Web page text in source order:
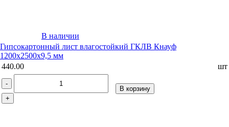
В наличии
Гипсокартонный лист влагостойкий ГКЛВ Кнауф
1200х2500х9,5 мм
440.00
шт
-
+
В корзину